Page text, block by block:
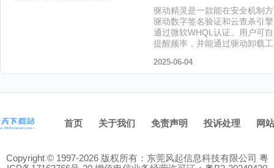
驱动精灵是一款能在安全机制
驱动数字签名验证和云查杀引
通过微软WHQL认证。用户可
提醒频率，并能通过驱动卸载
站下载吧！
2025-06-04
首页 关于我们 免责声明 投诉处理 网
Copyright © 1997-2026 版权所有：东莞风起信息科技有限公司 粤